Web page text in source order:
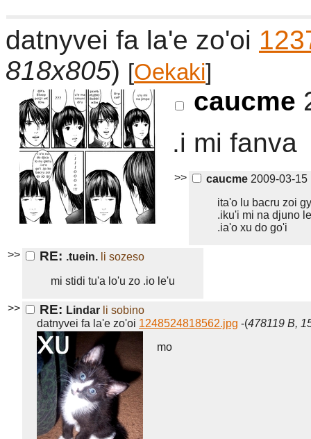
datnyvei fa la'e zo'oi
818x805) [Oekaki]
caucme
.i mi fanva
>> caucme 2009-03-15
ita'o lu bacru zoi
.iku'i mi na djuno
.ia'o xu do go'i
>> RE: .tuein. li sozeso
mi stidi tu'a lo'u zo .io le'u
>> RE: Lindar li sobino
datnyvei fa la'e zo'oi 1248524818562.jpg -(478119 B,
mo